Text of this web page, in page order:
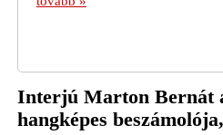
Interjú Marton Bernát
hangképes